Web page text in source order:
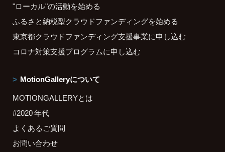
"ローカル"の活動を始める
ふるさと納税型クラウドファンディングを始める
東京都クラウドファンディング支援事業に申し込む
コロナ対策支援プログラムに申し込む
MotionGalleryについて
MOTIONGALLERYとは
#2020 年代
よくあるご質問
お問い合わせ